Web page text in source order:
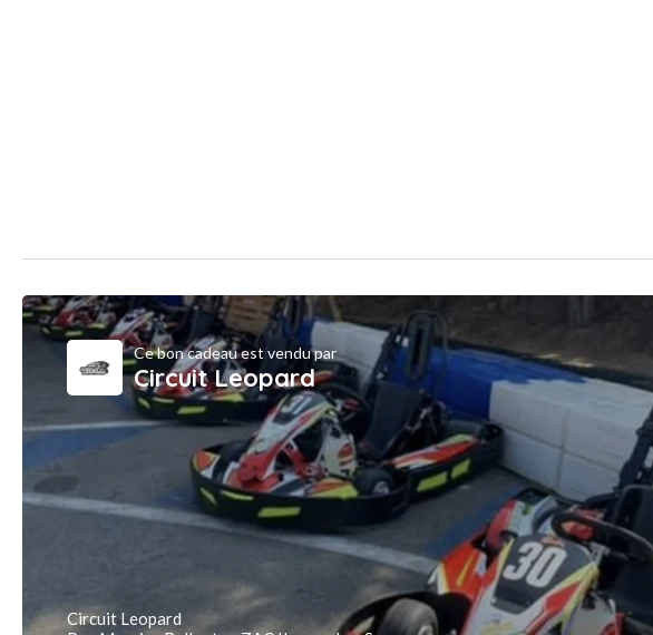
Ce bon cadeau est vendu par
Circuit Leopard
Circuit Leopard